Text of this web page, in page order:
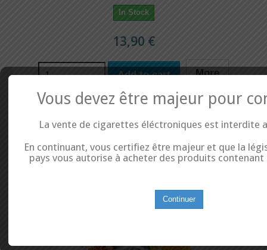
In Stock
13,90 €
Add to cart More
Add to Compare
Vous devez être majeur pour
La vente de cigarettes éléctroniques est interdite
En continuant, vous certifiez être majeur et que la
pays vous autorise à acheter des produits contenant
Continuer